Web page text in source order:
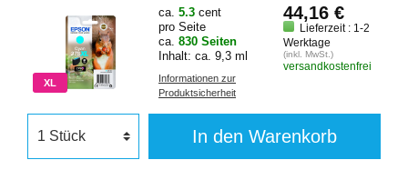
XL
ca. 5.3 cent
pro Seite
ca. 830 Seiten
Inhalt: ca. 9,3 ml
Informationen zur
Produktsicherheit
44,16 €
Lieferzeit : 1-2
Werktage
(inkl. MwSt.)
versandkostenfrei
In den Warenkorb